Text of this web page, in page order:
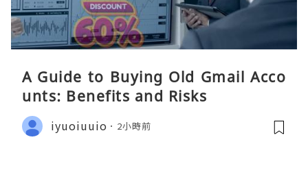
A Guide to Buying Old Gmail Acco
unts: Benefits and Risks
iyuoiuuio 2小時前